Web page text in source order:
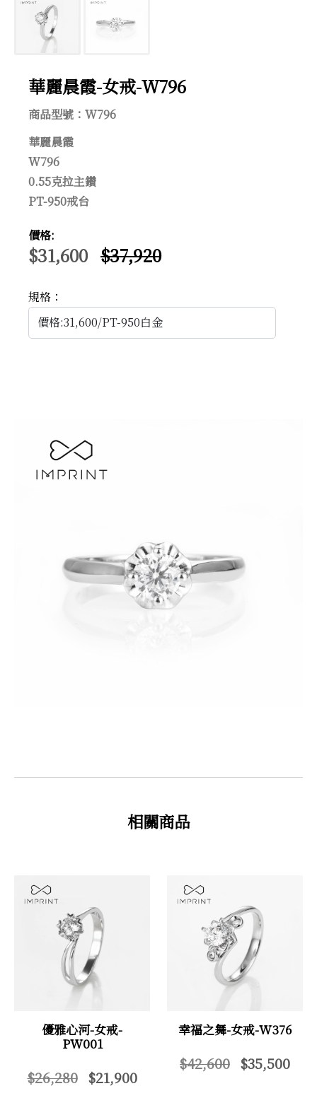
華麗晨霞-女戒-W796
商品型號：W796
華麗晨霞
W796
0.55克拉主鑽
PT-950戒台
價格:
$31,600 $37,920
規格：
相關商品
優雅心河-女戒-
PW001
$26,280$21,900
幸福之舞-女戒-W376
$42,600 $35,500